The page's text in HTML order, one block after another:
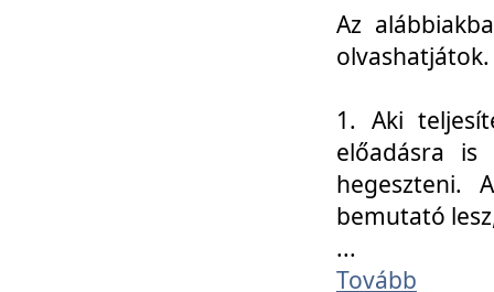
Az
olvashatjátok.
1. Aki
előadásra
hegeszteni.
bemutató
...
Tovább